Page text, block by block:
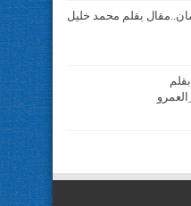
بقلم محمد خليل